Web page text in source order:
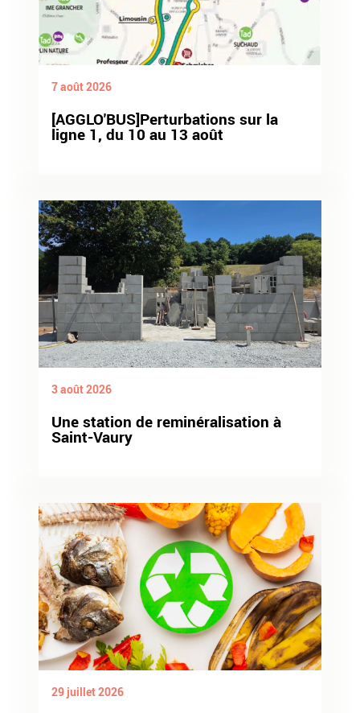
7 août 2026
[AGGLO'BUS]Perturbations sur la
ligne 1, du 10 au 13 août
3 août 2026
Une station de reminéralisation à
Saint-Vaury
29 juillet 2026